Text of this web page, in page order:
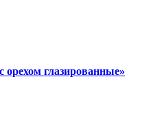
глазированные»